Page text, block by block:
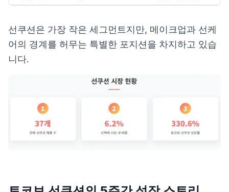
선쿠션은 가장 작은 세그먼트지만, 메이크업과 선케
어의 경계를 허무는 특별한 포지션을 차지하고 있습
니다.